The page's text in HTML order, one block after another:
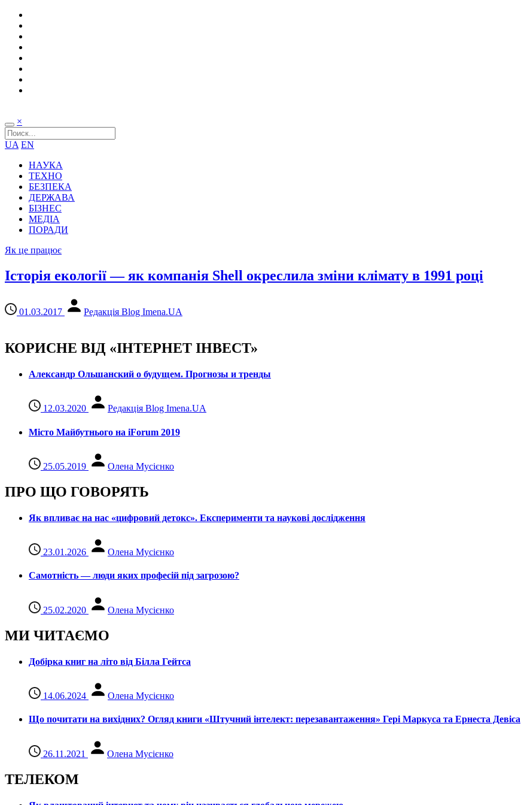
×
UA EN
НАУКА
ТЕХНО
БЕЗПЕКА
ДЕРЖАВА
БІЗНЕС
МЕДІА
ПОРАДИ
Як це працює
Історія екології — як компанія Shell окреслила зміни клімату в 1991 році
01.03.2017 Редакція Blog Imena.UA
КОРИСНЕ ВІД «ІНТЕРНЕТ ІНВЕСТ»
Александр Ольшанский о будущем. Прогнозы и тренды
12.03.2020 Редакція Blog Imena.UA
Місто Майбутнього на iForum 2019
25.05.2019 Олена Мусієнко
ПРО ЩО ГОВОРЯТЬ
Як впливає на нас «цифровий детокс». Експерименти та наукові дослідження
23.01.2026 Олена Мусієнко
Самотність — люди яких професій під загрозою?
25.02.2020 Олена Мусієнко
МИ ЧИТАЄМО
Добірка книг на літо від Білла Гейтса
14.06.2024 Олена Мусієнко
Що почитати на вихідних? Огляд книги «Штучний інтелект: перезавантаження» Гері Маркуса та Ернеста Девіса
26.11.2021 Олена Мусієнко
ТЕЛЕКОМ